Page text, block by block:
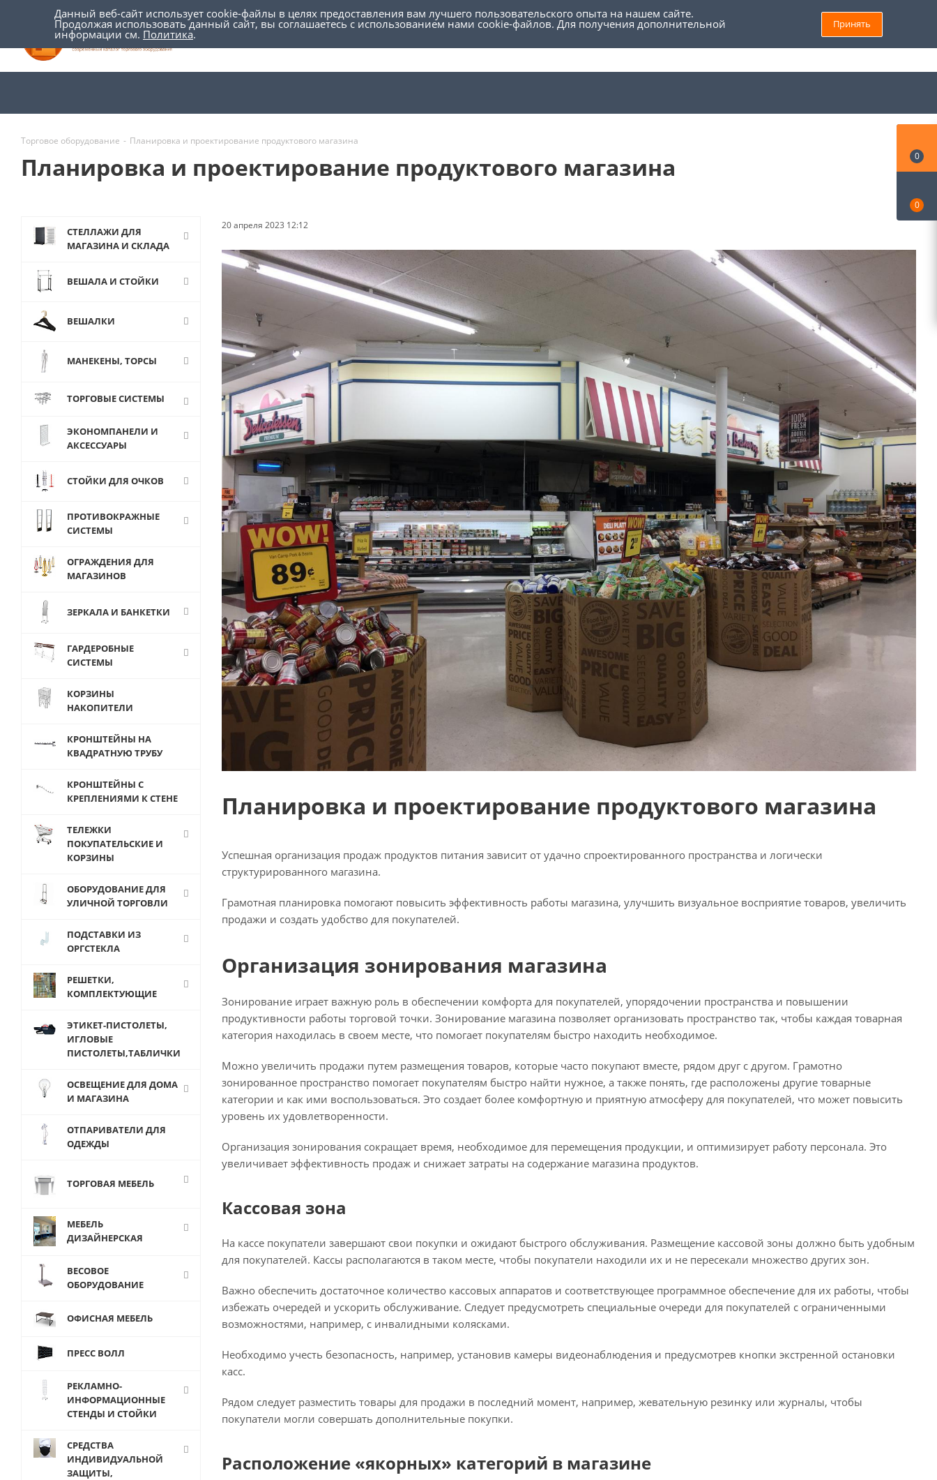
Войти
8 (800) 555 69 93
Торговое оборудование - Планировка и проектирование продуктового магазина
Планировка и проектирование продуктового магазина
20 апреля 2023 12:12
Планировка и проектирование продуктового магазина
Успешная организация продаж продуктов питания зависит от удачно спроектированного пространства и логически
структурированного магазина.
Грамотная планировка помогают повысить эффективность работы магазина, улучшить визуальное восприятие товаров, увеличить
продажи и создать удобство для покупателей.
Организация зонирования магазина
Зонирование играет важную роль в обеспечении комфорта для покупателей, упорядочении пространства и повышении
продуктивности работы торговой точки. Зонирование магазина позволяет организовать пространство так, чтобы каждая товарная
категория находилась в своем месте, что помогает покупателям быстро находить необходимое.
Можно увеличить продажи путем размещения товаров, которые часто покупают вместе, рядом друг с другом. Грамотно
зонированное пространство помогает покупателям быстро найти нужное, а также понять, где расположены другие товарные
категории и как ими воспользоваться. Это создает более комфортную и приятную атмосферу для покупателей, что может повысить
уровень их удовлетворенности.
Организация зонирования сокращает время, необходимое для перемещения продукции, и оптимизирует работу персонала. Это
увеличивает эффективность продаж и снижает затраты на содержание магазина продуктов.
Кассовая зона
На кассе покупатели завершают свои покупки и ожидают быстрого обслуживания. Размещение кассовой зоны должно быть удобным
для покупателей. Кассы располагаются в таком месте, чтобы покупатели находили их и не пересекали множество других зон.
Важно обеспечить достаточное количество кассовых аппаратов и соответствующее программное обеспечение для их работы, чтобы
избежать очередей и ускорить обслуживание. Следует предусмотреть специальные очереди для покупателей с ограниченными
возможностями, например, с инвалидными колясками.
Необходимо учесть безопасность, например, установив камеры видеонаблюдения и предусмотрев кнопки экстренной остановки
касс.
Рядом следует разместить товары для продажи в последний момент, например, жевательную резинку или журналы, чтобы
покупатели могли совершать дополнительные покупки.
Расположение «якорных» категорий в магазине
СТЕЛЛАЖИ ДЛЯ
МАГАЗИНА И СКЛАДА
ВЕШАЛА И СТОЙКИ
ВЕШАЛКИ
МАНЕКЕНЫ, ТОРСЫ
ТОРГОВЫЕ СИСТЕМЫ
ЭКОНОМПАНЕЛИ И
АКСЕССУАРЫ
СТОЙКИ ДЛЯ ОЧКОВ
ПРОТИВОКРАЖНЫЕ
СИСТЕМЫ
ОГРАЖДЕНИЯ ДЛЯ
МАГАЗИНОВ
ЗЕРКАЛА И БАНКЕТКИ
ГАРДЕРОБНЫЕ
СИСТЕМЫ
КОРЗИНЫ
НАКОПИТЕЛИ
КРОНШТЕЙНЫ НА
КВАДРАТНУЮ ТРУБУ
КРОНШТЕЙНЫ С
КРЕПЛЕНИЯМИ К СТЕНЕ
ТЕЛЕЖКИ
ПОКУПАТЕЛЬСКИЕ И
КОРЗИНЫ
ОБОРУДОВАНИЕ ДЛЯ
УЛИЧНОЙ ТОРГОВЛИ
ПОДСТАВКИ ИЗ
ОРГСТЕКЛА
РЕШЕТКИ,
КОМПЛЕКТУЮЩИЕ
ЭТИКЕТ-ПИСТОЛЕТЫ,
ИГЛОВЫЕ
ПИСТОЛЕТЫ,ТАБЛИЧКИ
ОСВЕЩЕНИЕ ДЛЯ ДОМА
И МАГАЗИНА
ОТПАРИВАТЕЛИ ДЛЯ
ОДЕЖДЫ
ТОРГОВАЯ МЕБЕЛЬ
МЕБЕЛЬ
ДИЗАЙНЕРСКАЯ
ВЕСОВОЕ
ОБОРУДОВАНИЕ
ОФИСНАЯ МЕБЕЛЬ
ПРЕСС ВОЛЛ
РЕКЛАМНО-
ИНФОРМАЦИОННЫЕ
СТЕНДЫ И СТОЙКИ
СРЕДСТВА
ИНДИВИДУАЛЬНОЙ
ЗАЩИТЫ,
0
0
Данный веб-сайт использует cookie-файлы в целях предоставления вам лучшего пользовательского опыта на нашем сайте.
Продолжая использовать данный сайт, вы соглашаетесь с использованием нами cookie-файлов. Для получения дополнительной
информации см. Политика.
Принять